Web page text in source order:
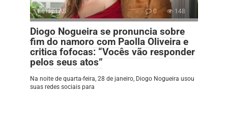
ESTRELAS 0 148
Diogo Nogueira se pronuncia sobre
fim do namoro com Paolla Oliveira e
critica fofocas: “Vocês vão responder
pelos seus atos”
Na noite de quarta-feira, 28 de janeiro, Diogo Nogueira usou
suas redes sociais para